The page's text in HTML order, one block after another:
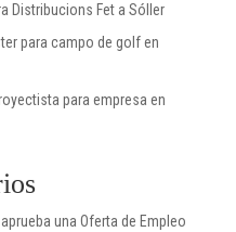
Distribucions Fet a Sóller
para campo de golf en
para empresa en
aprueba una Oferta de Empleo